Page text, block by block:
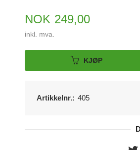
Pris
NOK 249,00
inkl. mva.
KJØP
Artikkelnr.: 405